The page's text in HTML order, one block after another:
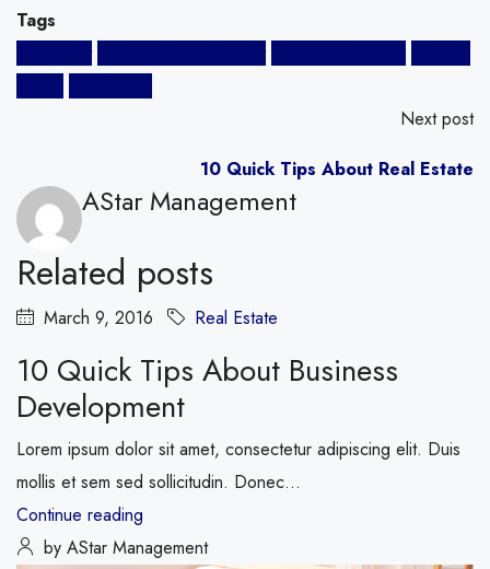
Tags
Next post
10 Quick Tips About Real Estate
AStar Management
Related posts
March 9, 2016 Real Estate
10 Quick Tips About Business
Development
Lorem ipsum dolor sit amet, consectetur adipiscing elit. Duis
mollis et sem sed sollicitudin. Donec...
Continue reading
by AStar Management